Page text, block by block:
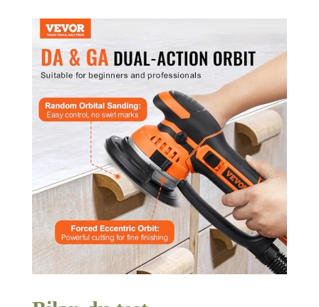
ergonomique : la
pour le travail du bois
est compacte et
légère, offrant une
expérience de
ponçage fluide et sans
effort. Sa conception
symétrique offre une
prise en main
ergonomique pour la
main gauche et la
main droite. Les
faibles vibrations
assurent une prise
stable et confortable,
minimisant la fatigue
de la main et